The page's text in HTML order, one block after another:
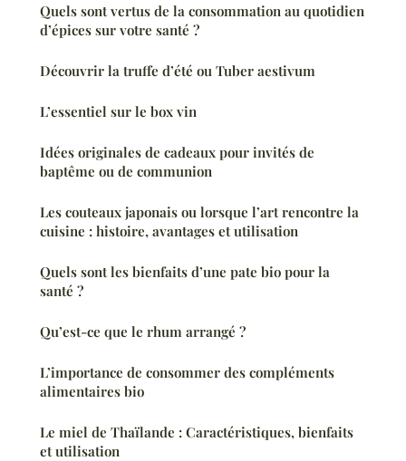
Quels sont vertus de la consommation au quotidien
d’épices sur votre santé ?
Découvrir la truffe d’été ou Tuber aestivum
L’essentiel sur le box vin
Idées originales de cadeaux pour invités de
baptême ou de communion
Les couteaux japonais ou lorsque l’art rencontre la
cuisine : histoire, avantages et utilisation
Quels sont les bienfaits d’une pate bio pour la
santé ?
Qu’est-ce que le rhum arrangé ?
L’importance de consommer des compléments
alimentaires bio
Le miel de Thaïlande : Caractéristiques, bienfaits
et utilisation